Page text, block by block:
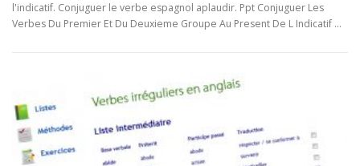
l'indicatif. Conjuguer le verbe espagnol aplaudir. Ppt Conjuguer Les
Verbes Du Premier Et Du Deuxieme Groupe Au Present De L Indicatif …